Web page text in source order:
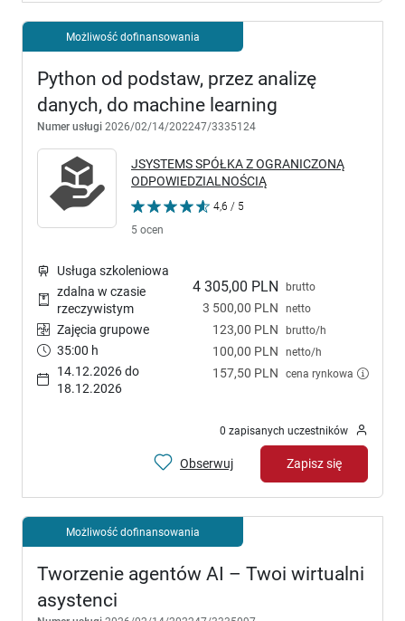
Możliwość dofinansowania
Python od podstaw, przez analizę
danych, do machine learning
Numer usługi 2026/02/14/202247/3335124
JSYSTEMS SPÓŁKA Z OGRANICZONĄ
ODPOWIEDZIALNOŚCIĄ
4,6 / 5
5 ocen
4 305,00 PLN brutto
3 500,00 PLN netto
123,00 PLN brutto/h
100,00 PLN netto/h
157,50 PLN cena rynkowa
Usługa szkoleniowa
zdalna w czasie
rzeczywistym
Zajęcia grupowe
35:00 h
14.12.2026 do
18.12.2026
0 zapisanych uczestników
Obserwuj Zapisz się
Możliwość dofinansowania
Tworzenie agentów AI – Twoi wirtualni
asystenci